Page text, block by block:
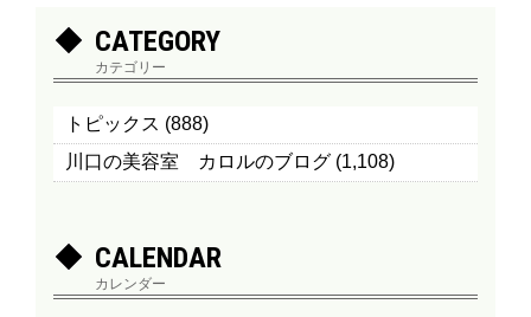
CATEGORY
カテゴリー
トピックス (888)
川口の美容室 カロルのブログ (1,108)
CALENDAR
カレンダー